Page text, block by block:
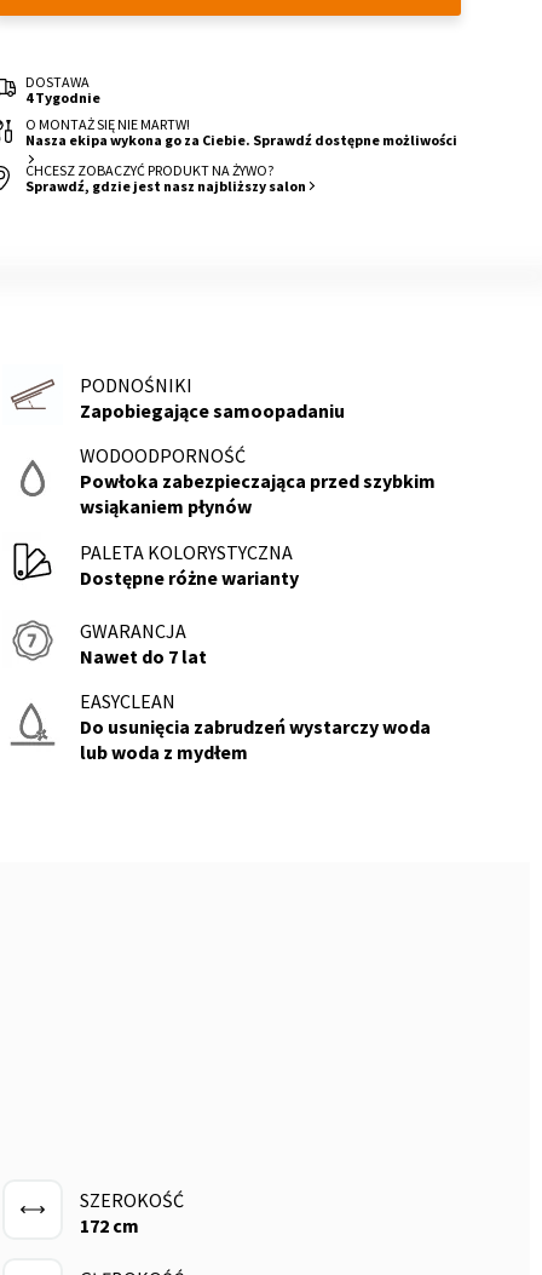
DOSTAWA
4 Tygodnie
O MONTAŻ SIĘ NIE MARTW!
Nasza ekipa wykona go za Ciebie. Sprawdź dostępne możliwości
CHCESZ ZOBACZYĆ PRODUKT NA ŻYWO?
Sprawdź, gdzie jest nasz najbliższy salon
PODNOŚNIKI
Zapobiegające samoopadaniu
WODOODPORNOŚĆ
Powłoka zabezpieczająca przed szybkim
wsiąkaniem płynów
PALETA KOLORYSTYCZNA
Dostępne różne warianty
GWARANCJA
Nawet do 7 lat
NÓŻKI
litego
drewna
EASYCLEAN
Do usunięcia zabrudzeń wystarczy woda
lub woda z mydłem
SZEROKOŚĆ
172 cm